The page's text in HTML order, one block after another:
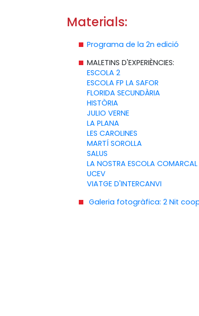
Materials:
Programa de la 2n edició
MALETINS D'EXPERIÈNCIES:
ESCOLA 2
ESCOLA FP LA SAFOR
FLORIDA SECUNDÀRIA
HISTÒRIA
JULIO VERNE
LA PLANA
LES CAROLINES
MARTÍ SOROLLA
SALUS
LA NOSTRA ESCOLA COMARCAL
UCEV
VIATGE D'INTERCANVI
Galeria fotogràfica: 2 Nit